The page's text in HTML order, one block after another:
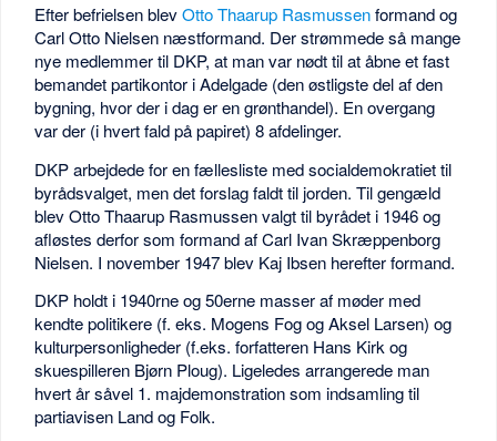
Efter befrielsen blevOtto Thaarup Rasmussenformand og
Carl Otto Nielsen næstformand. Der strømmede så mange
nye medlemmer til DKP, at man var nødt til at åbne et fast
bemandet partikontor i Adelgade (den østligste del af den
bygning, hvor der i dag er en grønthandel). En overgang
var der (i hvert fald på papiret) 8 afdelinger.
DKP arbejdede for en fællesliste med socialdemokratiet til
byrådsvalget, men det forslag faldt til jorden. Til gengæld
blev Otto Thaarup Rasmussen valgt til byrådet i 1946 og
afløstes derfor som formand af Carl Ivan Skræppenborg
Nielsen. I november 1947 blev Kaj Ibsen herefter formand.
DKP holdt i 1940rne og 50erne masser af møder med
kendte politikere (f. eks. Mogens Fog og Aksel Larsen) og
kulturpersonligheder (f.eks. forfatteren Hans Kirk og
skuespilleren Bjørn Ploug). Ligeledes arrangerede man
hvert år såvel 1. majdemonstration som indsamling til
partiavisen Land og Folk.